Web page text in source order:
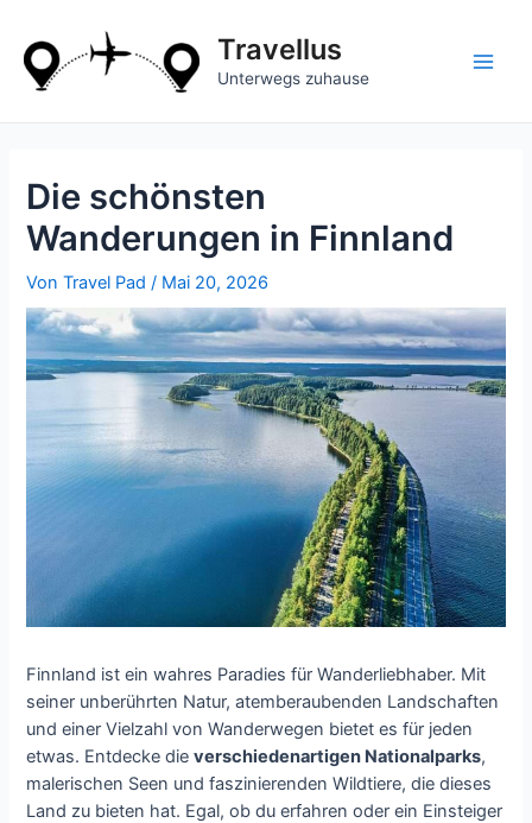
Inhalt
springen
Travellus
Unterwegs zuhause
Die schönsten
Wanderungen in Finnland
VonTravel Pad/ Mai 20, 2026
Finnland ist ein wahres Paradies für Wanderliebhaber. Mit
seiner unberührten Natur, atemberaubenden Landschaften
und einer Vielzahl von Wanderwegen bietet es für jeden
etwas. Entdecke dieverschiedenartigen Nationalparks,
malerischen Seen und faszinierenden Wildtiere, die dieses
Land zu bieten hat. Egal, ob du erfahren oder ein Einsteiger